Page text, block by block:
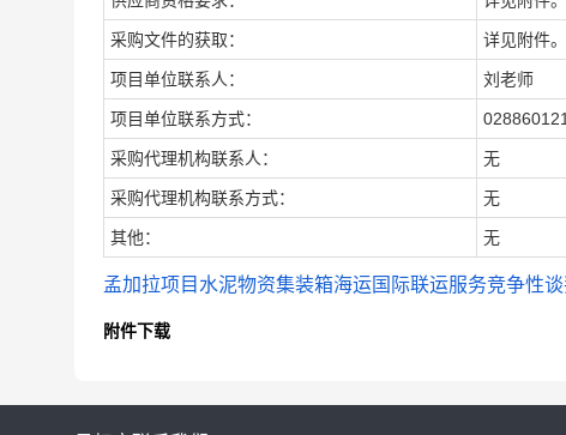
采购文件的获取： 详见附件。
项目单位联系人： 刘老师
项目单位联系方式：
采购代理机构联系人： 无
采购代理机构联系方式： 无
其他： 无
孟加拉项目水泥物资集装箱海运国际联运服务竞争性
附件下载